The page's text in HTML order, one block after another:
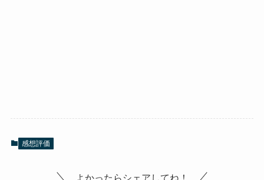
感想評価
よかったらシェアしてね！